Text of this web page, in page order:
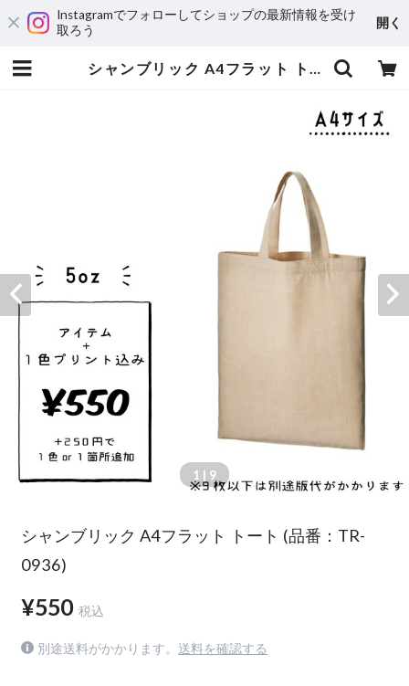
Instagramでフォローしてショップの最新情報を受け
取ろう
開く
シャンブリック A4フラット トート (品番：TR-0936) | Mori Screen Printing Office Online / 森印刷事務所
1 | 9
シャンブリック A4フラット トート (品番：TR-
0936)
¥550 税込
別途送料がかかります。 送料を確認する